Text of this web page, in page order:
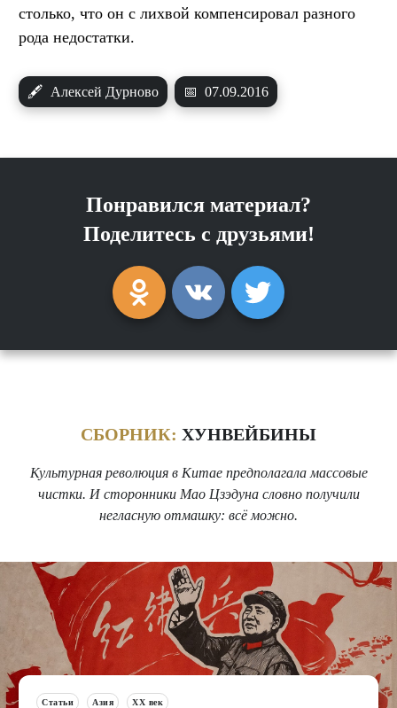
столько, что он с лихвой компенсировал разного
рода недостатки.
🖋 Алексей Дурново 📅 07.09.2016
Понравился материал?
Поделитесь с друзьями!
СБОРНИК: ХУНВЕЙБИНЫ
Культурная революция в Китае предполагала массовые
чистки. И сторонники Мао Цзэдуна словно получили
негласную отмашку: всё можно.
Статьи Азия XX век